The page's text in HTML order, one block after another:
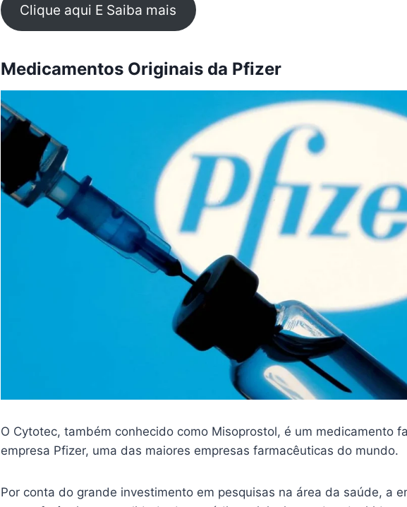
Clique aqui E Saiba mais
Medicamentos Originais da Pfizer
O Cytotec, também conhecido como Misoprostol, é um medicamento
empresa Pfizer, uma das maiores empresas farmacêuticas do mundo.
Por conta do grande investimento em pesquisas na área da saúde, a